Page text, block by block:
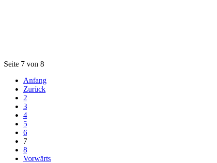
Seite 7 von 8
Anfang
Zurück
2
3
4
5
6
7
8
Vorwärts